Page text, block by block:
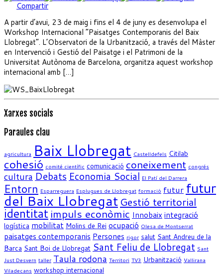
Compartir
A partir d’avui, 23 de maig i fins el 4 de juny es desenvolupa el
Workshop Internacional “Paisatges Contemporanis del Baix
Llobregat”. L’Observatori de la Urbanització, a través del Màster
en Intervenció i Gestió del Paisatge i el Patrimoni de la
Universitat Autònoma de Barcelona, organitza aquest workshop
internacional amb […]
Xarxes socials
Paraules clau
agricultura Baix Llobregat Castelldefels Citilab
cohesió comité científic comunicació coneixement congrés
cultura Debats Economia Social El Patí del Darrera
Entorn Esparreguera Esplugues de Llobregat formació futurfutur
del Baix Llobregat Gestió territorial
identitat impuls econòmic Innobaixintegració
logística mobilitat Molins de Rei ocupació Olesa de Montserrat
paisatges contemporanis Persones rigor salut Sant Andreu de la
Barca Sant Boi de Llobregat Sant Feliu de Llobregat Sant
Just Desvern taller Taula rodona Territori TV3 Urbanització Vallirana
Viladecans workshop internacional